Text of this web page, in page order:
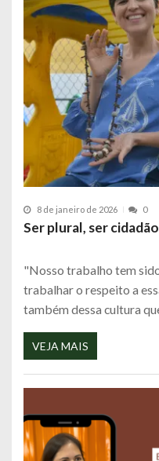
8 de janeiro de 2026 0
Ser plural, ser cidadão
"Nosso trabalho tem
trabalhar o respeito a
também dessa cultura
VEJA MAIS